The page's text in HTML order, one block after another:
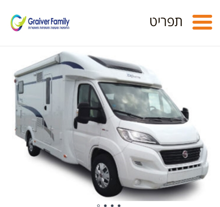
Toggle
navigation
תפריט